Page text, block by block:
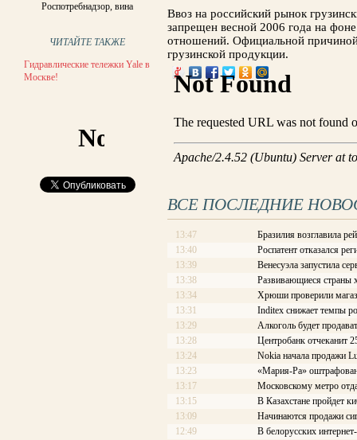
Роспотребнадзор,вина
ЧИТАЙТЕ ТАКЖЕ
Гидравлические тележки Yale в
Москве!
Ввоз на российский рынок
запрещен весной 2006 года на
отношений. Официальной причиной
грузинской продукции.
ВСЕ ПОСЛЕДНИЕ
13:47
Бразилия возглавила
13:40
Роспатент отказался
13:39
Венесуэла запустила
13:38
Развивающиеся страны
13:34
Хрюши проверили
13:31
Inditex снижает темпы
13:29
Алкоголь будет
13:28
Центробанк отчеканит
13:24
Nokia начала продажи
13:23
«Мария-Ра»
13:17
Московскому метро
13:15
В Казахстане пройдет
13:09
Начинаются продажи
12:49
В белорусских